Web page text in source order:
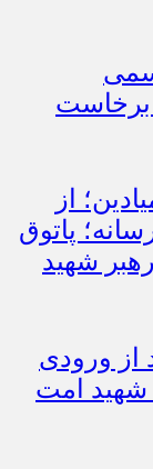
برخاست
از
پاتوق
شهید
از ورودی
شهید امت